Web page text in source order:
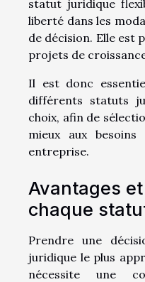
statut juridique
liberté dans les
de décision. Elle est
projets de
Il est donc
différents statuts
choix, afin de
mieux aux
entreprise.
Avantages
chaque
Prendre une
juridique le plus
nécessite une